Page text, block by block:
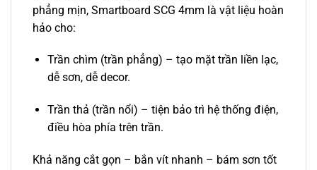
phẳng mịn, Smartboard SCG 4mm là vật liệu hoàn
hảo cho:
Trần chìm (trần phẳng) – tạo mặt trần liền lạc,
dễ sơn, dễ decor.
Trần thả (trần nổi) – tiện bảo trì hệ thống điện,
điều hòa phía trên trần.
Khả năng cắt gọn – bắn vít nhanh – bám sơn tốt